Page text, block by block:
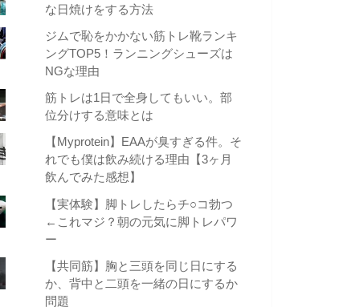
な日焼けをする方法
ジムで恥をかかない筋トレ靴ランキ
ングTOP5！ランニングシューズは
NGな理由
筋トレは1日で全身してもいい。部
位分けする意味とは
【Myprotein】EAAが臭すぎる件。そ
れでも僕は飲み続ける理由【3ヶ月
飲んでみた感想】
【実体験】脚トレしたらチ○コ勃つ
←これマジ？朝の元気に脚トレパワ
ー
【共同筋】胸と三頭を同じ日にする
か、背中と二頭を一緒の日にするか
問題